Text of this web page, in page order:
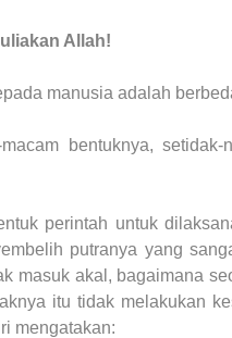
Allah!
manusia adalah
bentuknya,
perintah untuk
putranya yang
masuk akal, bagaimana
itu tidak melakukan
mengatakan: